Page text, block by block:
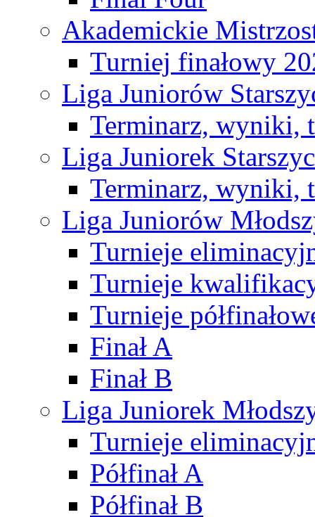
Akademickie
Turniej finałowy
Liga Juniorów
Terminarz, wyniki,
Liga Juniorek
Terminarz, wyniki,
Liga Juniorów
Turnieje
Turnieje
Turnieje
Finał A
Finał B
Liga Juniorek
Turnieje
Półfinał A
Półfinał B